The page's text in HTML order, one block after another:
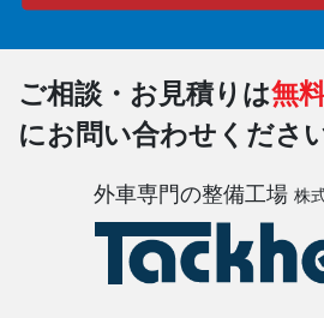
ご相談・お見積りは無
にお問い合わせください
外車専門の整備工場 株